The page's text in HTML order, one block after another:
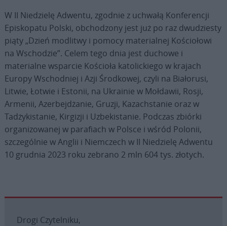
W II Niedzielę Adwentu, zgodnie z uchwałą Konferencji
Episkopatu Polski, obchodzony jest już po raz dwudziesty
piąty „Dzień modlitwy i pomocy materialnej Kościołowi
na Wschodzie”. Celem tego dnia jest duchowe i
materialne wsparcie Kościoła katolickiego w krajach
Europy Wschodniej i Azji Środkowej, czyli na Białorusi,
Litwie, Łotwie i Estonii, na Ukrainie w Mołdawii, Rosji,
Armenii, Azerbejdżanie, Gruzji, Kazachstanie oraz w
Tadżykistanie, Kirgizji i Uzbekistanie. Podczas zbiórki
organizowanej w parafiach w Polsce i wśród Polonii,
szczególnie w Anglii i Niemczech w II Niedzielę Adwentu
10 grudnia 2023 roku zebrano 2 mln 604 tys. złotych.
Drogi Czytelniku,